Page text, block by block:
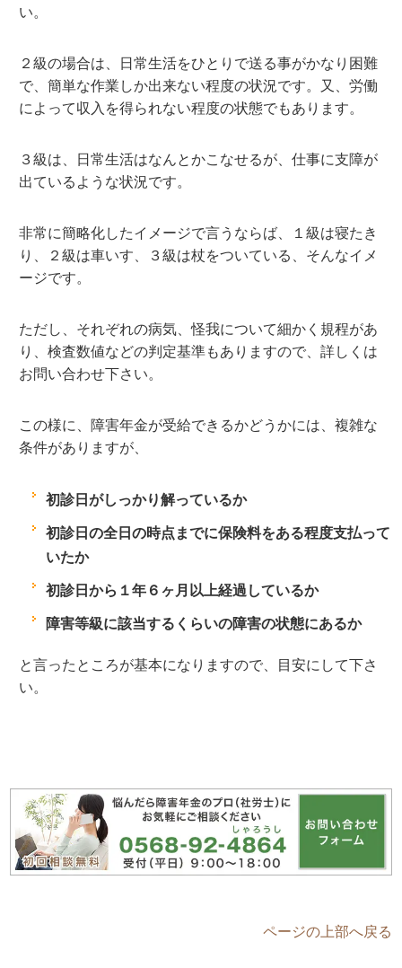
い。
２級の場合は、日常生活をひとりで送る事がかなり困難
で、簡単な作業しか出来ない程度の状況です。又、労働
によって収入を得られない程度の状態でもあります。
３級は、日常生活はなんとかこなせるが、仕事に支障が
出ているような状況です。
非常に簡略化したイメージで言うならば、１級は寝たき
り、２級は車いす、３級は杖をついている、そんなイメ
ージです。
ただし、それぞれの病気、怪我について細かく規程があ
り、検査数値などの判定基準もありますので、詳しくは
お問い合わせ下さい。
この様に、障害年金が受給できるかどうかには、複雑な
条件がありますが、
初診日がしっかり解っているか
初診日の全日の時点までに保険料をある程度支払って
いたか
初診日から１年６ヶ月以上経過しているか
障害等級に該当するくらいの障害の状態にあるか
と言ったところが基本になりますので、目安にして下さ
い。
ページの上部へ戻る